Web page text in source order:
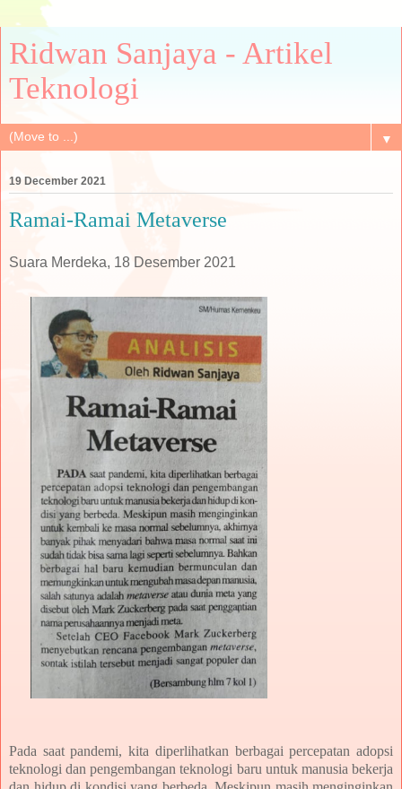
Ridwan Sanjaya - Artikel
Teknologi
▼
19 December 2021
Ramai-Ramai Metaverse
Suara Merdeka, 18 Desember 2021
Pada saat pandemi, kita diperlihatkan berbagai percepatan adopsi
teknologi dan pengembangan teknologi baru untuk manusia bekerja